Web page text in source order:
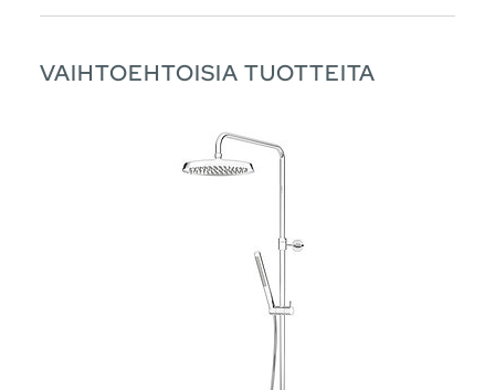
VAIHTOEHTOISIA TUOTTEITA